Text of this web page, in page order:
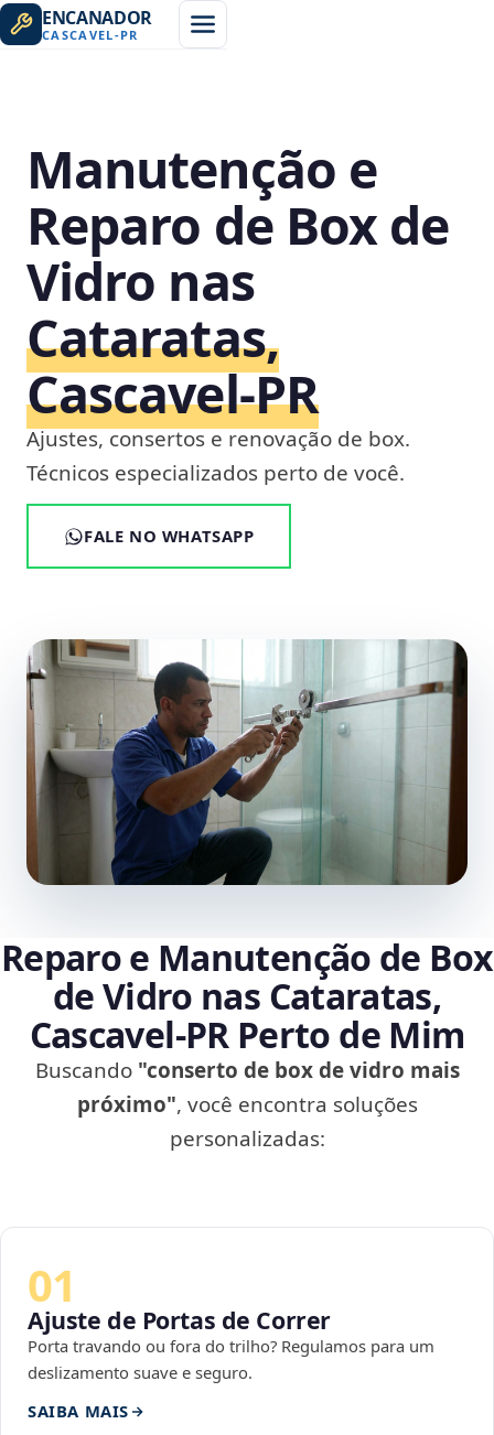
ENCANADOR
CASCAVEL-PR
Manutenção e
Reparo de Box de
Vidro nas
Cataratas,
Cascavel‑PR
Ajustes, consertos e renovação de box.
Técnicos especializados perto de você.
FALE NO WHATSAPP
Reparo e Manutenção de Box
de Vidro nas Cataratas,
Cascavel‑PR Perto de Mim
Buscando "conserto de box de vidro mais
próximo", você encontra soluções
personalizadas:
01
Ajuste de Portas de Correr
Porta travando ou fora do trilho? Regulamos para um
deslizamento suave e seguro.
SAIBA MAIS